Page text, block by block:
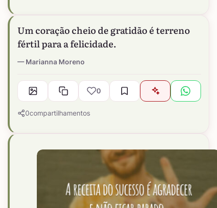
Um coração cheio de gratidão é terreno
fértil para a felicidade.
Marianna Moreno
0
0compartilhamentos